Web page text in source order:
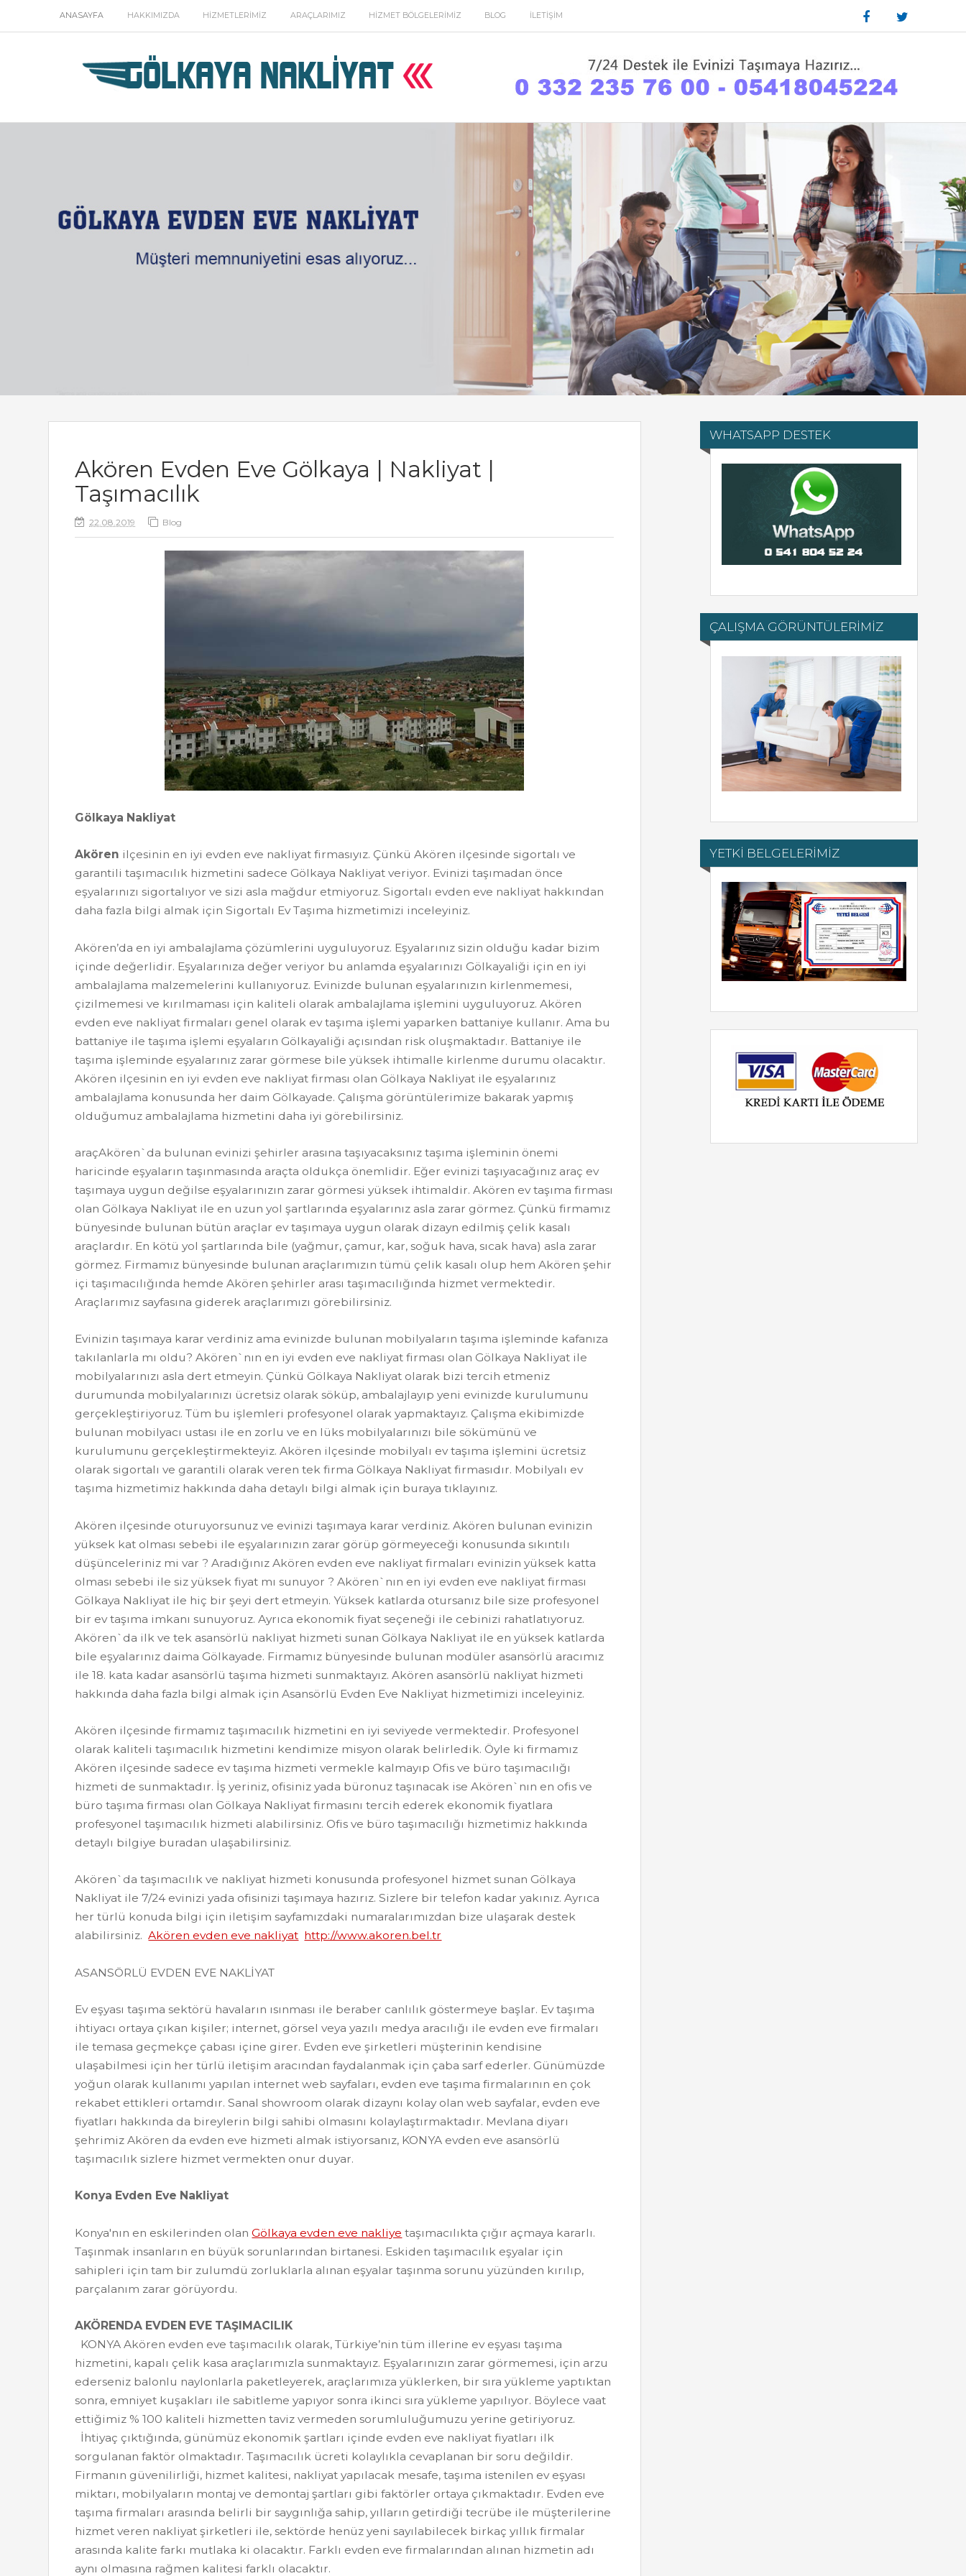
ANASAYFA HAKKIMIZDA HIZMETLERIMIZ ARAÇLARIMIZ HIZMET BÖLGELERIMIZ BLOG İLETIŞIM
Akören Evden Eve Gölkaya | Nakliyat |
Taşımacılık
22.08.2019 Blog
Gölkaya Nakliyat
Akören ilçesinin en iyi evden eve nakliyat firmasıyız. Çünkü Akören ilçesinde sigortalı ve
garantili taşımacılık hizmetini sadece Gölkaya Nakliyat veriyor. Evinizi taşımadan önce
eşyalarınızı sigortalıyor ve sizi asla mağdur etmiyoruz. Sigortalı evden eve nakliyat hakkından
daha fazla bilgi almak için Sigortalı Ev Taşıma hizmetimizi inceleyiniz.
Akören’da en iyi ambalajlama çözümlerini uyguluyoruz. Eşyalarınız sizin olduğu kadar bizim
içinde değerlidir. Eşyalarınıza değer veriyor bu anlamda eşyalarınızı Gölkayaliği için en iyi
ambalajlama malzemelerini kullanıyoruz. Evinizde bulunan eşyalarınızın kirlenmemesi,
çizilmemesi ve kırılmaması için kaliteli olarak ambalajlama işlemini uyguluyoruz. Akören
evden eve nakliyat firmaları genel olarak ev taşıma işlemi yaparken battaniye kullanır. Ama bu
battaniye ile taşıma işlemi eşyaların Gölkayaliği açısından risk oluşmaktadır. Battaniye ile
taşıma işleminde eşyalarınız zarar görmese bile yüksek ihtimalle kirlenme durumu olacaktır.
Akören ilçesinin en iyi evden eve nakliyat firması olan Gölkaya Nakliyat ile eşyalarınız
ambalajlama konusunda her daim Gölkayade. Çalışma görüntülerimize bakarak yapmış
olduğumuz ambalajlama hizmetini daha iyi görebilirsiniz.
araçAkören`da bulunan evinizi şehirler arasına taşıyacaksınız taşıma işleminin önemi
haricinde eşyaların taşınmasında araçta oldukça önemlidir. Eğer evinizi taşıyacağınız araç ev
taşımaya uygun değilse eşyalarınızın zarar görmesi yüksek ihtimaldir. Akören ev taşıma firması
olan Gölkaya Nakliyat ile en uzun yol şartlarında eşyalarınız asla zarar görmez. Çünkü firmamız
bünyesinde bulunan bütün araçlar ev taşımaya uygun olarak dizayn edilmiş çelik kasalı
araçlardır. En kötü yol şartlarında bile (yağmur, çamur, kar, soğuk hava, sıcak hava) asla zarar
görmez. Firmamız bünyesinde bulunan araçlarımızın tümü çelik kasalı olup hem Akören şehir
içi taşımacılığında hemde Akören şehirler arası taşımacılığında hizmet vermektedir.
Araçlarımız sayfasına giderek araçlarımızı görebilirsiniz.
Evinizin taşımaya karar verdiniz ama evinizde bulunan mobilyaların taşıma işleminde kafanıza
takılanlarla mı oldu? Akören`nın en iyi evden eve nakliyat firması olan Gölkaya Nakliyat ile
mobilyalarınızı asla dert etmeyin. Çünkü Gölkaya Nakliyat olarak bizi tercih etmeniz
durumunda mobilyalarınızı ücretsiz olarak söküp, ambalajlayıp yeni evinizde kurulumunu
gerçekleştiriyoruz. Tüm bu işlemleri profesyonel olarak yapmaktayız. Çalışma ekibimizde
bulunan mobilyacı ustası ile en zorlu ve en lüks mobilyalarınızı bile sökümünü ve
kurulumunu gerçekleştirmekteyiz. Akören ilçesinde mobilyalı ev taşıma işlemini ücretsiz
olarak sigortalı ve garantili olarak veren tek firma Gölkaya Nakliyat firmasıdır. Mobilyalı ev
taşıma hizmetimiz hakkında daha detaylı bilgi almak için buraya tıklayınız.
Akören ilçesinde oturuyorsunuz ve evinizi taşımaya karar verdiniz. Akören bulunan evinizin
yüksek kat olması sebebi ile eşyalarınızın zarar görüp görmeyeceği konusunda sıkıntılı
düşünceleriniz mi var ? Aradığınız Akören evden eve nakliyat firmaları evinizin yüksek katta
olması sebebi ile siz yüksek fiyat mı sunuyor ? Akören`nın en iyi evden eve nakliyat firması
Gölkaya Nakliyat ile hiç bir şeyi dert etmeyin. Yüksek katlarda otursanız bile size profesyonel
bir ev taşıma imkanı sunuyoruz. Ayrıca ekonomik fiyat seçeneği ile cebinizi rahatlatıyoruz.
Akören`da ilk ve tek asansörlü nakliyat hizmeti sunan Gölkaya Nakliyat ile en yüksek katlarda
bile eşyalarınız daima Gölkayade. Firmamız bünyesinde bulunan modüler asansörlü aracımız
ile 18. kata kadar asansörlü taşıma hizmeti sunmaktayız. Akören asansörlü nakliyat hizmeti
hakkında daha fazla bilgi almak için Asansörlü Evden Eve Nakliyat hizmetimizi inceleyiniz.
Akören ilçesinde firmamız taşımacılık hizmetini en iyi seviyede vermektedir. Profesyonel
olarak kaliteli taşımacılık hizmetini kendimize misyon olarak belirledik. Öyle ki firmamız
Akören ilçesinde sadece ev taşıma hizmeti vermekle kalmayıp Ofis ve büro taşımacılığı
hizmeti de sunmaktadır. İş yeriniz, ofisiniz yada büronuz taşınacak ise Akören`nın en ofis ve
büro taşıma firması olan Gölkaya Nakliyat firmasını tercih ederek ekonomik fiyatlara
profesyonel taşımacılık hizmeti alabilirsiniz. Ofis ve büro taşımacılığı hizmetimiz hakkında
detaylı bilgiye buradan ulaşabilirsiniz.
Akören`da taşımacılık ve nakliyat hizmeti konusunda profesyonel hizmet sunan Gölkaya
Nakliyat ile 7/24 evinizi yada ofisinizi taşımaya hazırız. Sizlere bir telefon kadar yakınız. Ayrıca
her türlü konuda bilgi için iletişim sayfamızdaki numaralarımızdan bize ulaşarak destek
alabilirsiniz.Akören evden eve nakliyat http://www.akoren.bel.tr
ASANSÖRLÜ EVDEN EVE NAKLİYAT
Ev eşyası taşıma sektörü havaların ısınması ile beraber canlılık göstermeye başlar. Ev taşıma
ihtiyacı ortaya çıkan kişiler; internet, görsel veya yazılı medya aracılığı ile evden eve firmaları
ile temasa geçmekçe çabası içine girer. Evden eve şirketleri müşterinin kendisine
ulaşabilmesi için her türlü iletişim aracından faydalanmak için çaba sarf ederler. Günümüzde
yoğun olarak kullanımı yapılan internet web sayfaları, evden eve taşıma firmalarının en çok
rekabet ettikleri ortamdır. Sanal showroom olarak dizaynı kolay olan web sayfalar, evden eve
fiyatları hakkında da bireylerin bilgi sahibi olmasını kolaylaştırmaktadır. Mevlana diyarı
şehrimiz Akören da evden eve hizmeti almak istiyorsanız, KONYA evden eve asansörlü
taşımacılık sizlere hizmet vermekten onur duyar.
Konya Evden Eve Nakliyat
Konya'nın en eskilerinden olanGölkaya evden eve nakliye taşımacılıkta çığır açmaya kararlı.
Taşınmak insanların en büyük sorunlarından birtanesi. Eskiden taşımacılık eşyalar için
sahipleri için tam bir zulumdü zorluklarla alınan eşyalar taşınma sorunu yüzünden kırılıp,
parçalanım zarar görüyordu.
AKÖRENDA EVDEN EVE TAŞIMACILIK
KONYA Akören evden eve taşımacılık olarak, Türkiye’nin tüm illerine ev eşyası taşıma
hizmetini, kapalı çelik kasa araçlarımızla sunmaktayız. Eşyalarınızın zarar görmemesi, için arzu
ederseniz balonlu naylonlarla paketleyerek, araçlarımıza yüklerken, bir sıra yükleme yaptıktan
sonra, emniyet kuşakları ile sabitleme yapıyor sonra ikinci sıra yükleme yapılıyor. Böylece vaat
ettiğimiz % 100 kaliteli hizmetten taviz vermeden sorumluluğumuzu yerine getiriyoruz.
İhtiyaç çıktığında, günümüz ekonomik şartları içinde evden eve nakliyat fiyatları ilk
sorgulanan faktör olmaktadır. Taşımacılık ücreti kolaylıkla cevaplanan bir soru değildir.
Firmanın güvenilirliği, hizmet kalitesi, nakliyat yapılacak mesafe, taşıma istenilen ev eşyası
miktarı, mobilyaların montaj ve demontaj şartları gibi faktörler ortaya çıkmaktadır. Evden eve
taşıma firmaları arasında belirli bir saygınlığa sahip, yılların getirdiği tecrübe ile müşterilerine
hizmet veren nakliyat şirketleri ile, sektörde henüz yeni sayılabilecek birkaç yıllık firmalar
arasında kalite farkı mutlaka ki olacaktır. Farklı evden eve firmalarından alınan hizmetin adı
aynı olmasına rağmen kalitesi farklı olacaktır.
WHATSAPP DESTEK
ÇALIŞMA GÖRÜNTÜLERİMİZ
YETKİ BELGELERİMİZ